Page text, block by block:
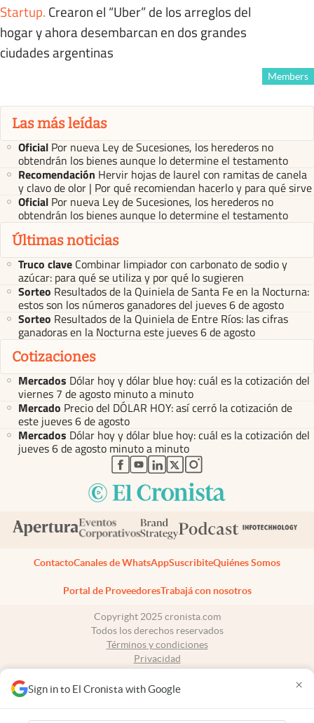
Sign in to El Cronista with Google ×
Startup. Crearon el “Uber” de los arreglos del
hogar y ahora desembarcan en dos grandes
ciudades argentinas
Members
Las más leídas
Oficial Por nueva Ley de Sucesiones, los herederos no
obtendrán los bienes aunque lo determine el testamento
Recomendación Hervir hojas de laurel con ramitas de canela
y clavo de olor | Por qué recomiendan hacerlo y para qué sirve
Oficial Por nueva Ley de Sucesiones, los herederos no
obtendrán los bienes aunque lo determine el testamento
Últimas noticias
Truco clave Combinar limpiador con carbonato de sodio y
azúcar: para qué se utiliza y por qué lo sugieren
Sorteo Resultados de la Quiniela de Santa Fe en la Nocturna:
estos son los números ganadores del jueves 6 de agosto
Sorteo Resultados de la Quiniela de Entre Ríos: las cifras
ganadoras en la Nocturna este jueves 6 de agosto
Cotizaciones
Mercados Dólar hoy y dólar blue hoy: cuál es la cotización del
viernes 7 de agosto minuto a minuto
Mercado Precio del DÓLAR HOY: así cerró la cotización de
este jueves 6 de agosto
Mercados Dólar hoy y dólar blue hoy: cuál es la cotización del
jueves 6 de agosto minuto a minuto
abre en nueva pestaña
abre en nueva pestaña
abre en nueva pestaña
abre en nueva pestaña
abre en nueva pestaña
ContactoCanales de WhatsAppSuscribiteQuiénes Somos
Portal de ProveedoresTrabajá con nosotros
Copyright 2025 cronista.com
Todos los derechos reservados
Términos y condiciones
Privacidad
Tel: +54 11 7078-3270